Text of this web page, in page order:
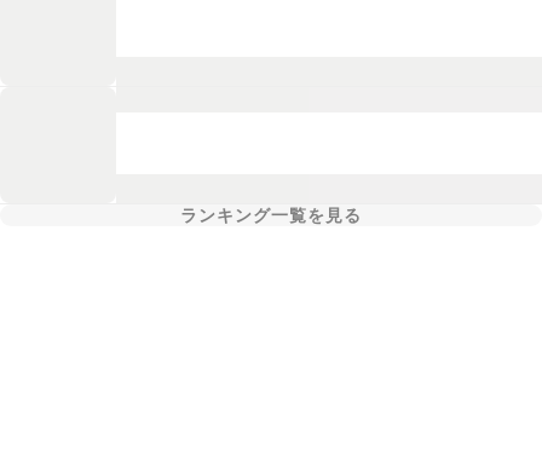
ランキング一覧を見る